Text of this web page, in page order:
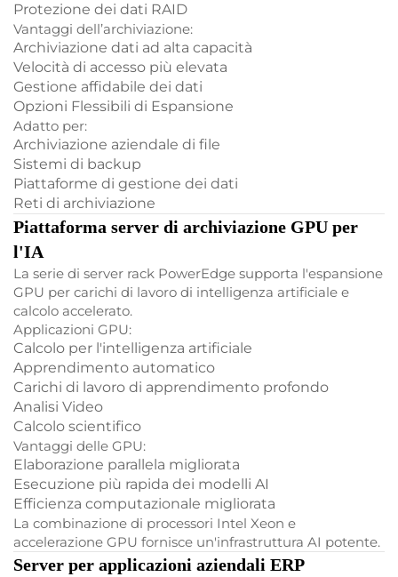
Protezione dei dati RAID
Vantaggi dell’archiviazione:
Archiviazione dati ad alta capacità
Velocità di accesso più elevata
Gestione affidabile dei dati
Opzioni Flessibili di Espansione
Adatto per:
Archiviazione aziendale di file
Sistemi di backup
Piattaforme di gestione dei dati
Reti di archiviazione
Piattaforma server di archiviazione GPU per
l'IA
La serie di server rack PowerEdge supporta l'espansione
GPU per carichi di lavoro di intelligenza artificiale e
calcolo accelerato.
Applicazioni GPU:
Calcolo per l'intelligenza artificiale
Apprendimento automatico
Carichi di lavoro di apprendimento profondo
Analisi Video
Calcolo scientifico
Vantaggi delle GPU:
Elaborazione parallela migliorata
Esecuzione più rapida dei modelli AI
Efficienza computazionale migliorata
La combinazione di processori Intel Xeon e
accelerazione GPU fornisce un'infrastruttura AI potente.
Server per applicazioni aziendali ERP